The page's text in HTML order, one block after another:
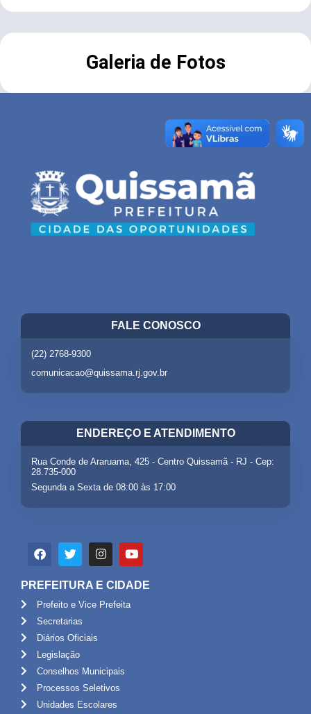
Galeria de Fotos
FALE CONOSCO
(22) 2768-9300
comunicacao@quissama.rj.gov.br
ENDEREÇO E ATENDIMENTO
Rua Conde de Araruama, 425 - Centro Quissamã - RJ - Cep:
28.735-000
Segunda a Sexta de 08:00 às 17:00
PREFEITURA E CIDADE
Prefeito e Vice Prefeita
Secretarias
Diários Oficiais
Legislação
Conselhos Municipais
Processos Seletivos
Unidades Escolares